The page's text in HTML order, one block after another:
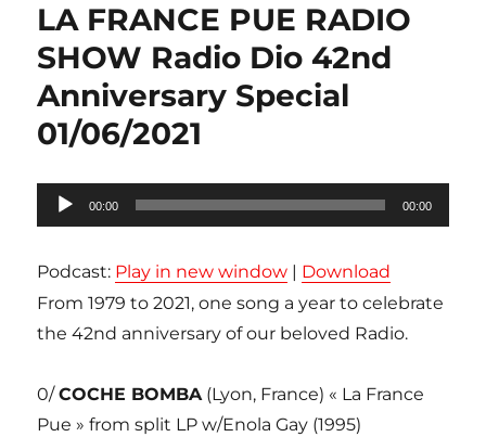
LA FRANCE PUE RADIO
SHOW Radio Dio 42nd
Anniversary Special
01/06/2021
Lecteur
audio
00:00 00:00
Podcast: Play in new window | Download
From 1979 to 2021, one song a year to celebrate
the 42nd anniversary of our beloved Radio.
0/COCHE BOMBA(Lyon, France) « La France
Pue » from split LP w/Enola Gay (1995)